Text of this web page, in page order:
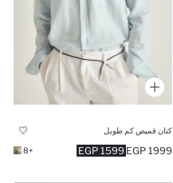
كتان قميص كم طويل
1599 EGP 1999 EGP
+8